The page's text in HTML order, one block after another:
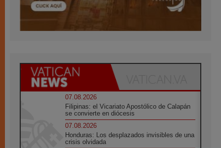
07.08.2026
Filipinas: el Vicariato Apostólico de Calapán
se convierte en diócesis
07.08.2026
Honduras: Los desplazados invisibles de una
crisis olvidada